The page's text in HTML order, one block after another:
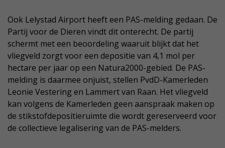
Ook Lelystad Airport heeft een PAS-melding gedaan. De
Partij voor de Dieren vindt dit onterecht. De partij
schermt met een beoordeling waaruit blijkt dat het
vliegveld zorgt voor een depositie van 4,1 mol per
hectare per jaar op een Natura2000-gebied. De PAS-
melding is daarmee onjuist, stellen PvdD-Kamerleden
Leonie Vestering en Lammert van Raan. Het vliegveld
kan volgens de Kamerleden geen aanspraak maken op
de stikstofdepositieruimte die wordt gereserveerd voor
de collectieve legalisering van de PAS-melders.